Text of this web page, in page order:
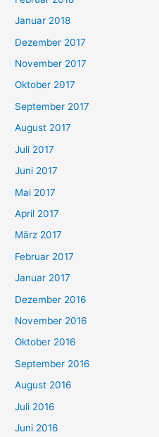
Januar 2018
Dezember 2017
November 2017
Oktober 2017
September 2017
August 2017
Juli 2017
Juni 2017
Mai 2017
April 2017
März 2017
Februar 2017
Januar 2017
Dezember 2016
November 2016
Oktober 2016
September 2016
August 2016
Juli 2016
Juni 2016